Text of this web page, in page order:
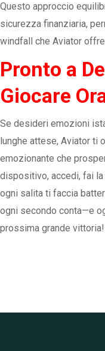
Questo approccio
sicurezza finanziaria,
windfall che Aviator
Pronto a
Giocare
Se desideri emozioni
lunghe attese, Aviator ti
emozionante che
dispositivo, accedi, fai
ogni salita ti faccia
ogni secondo conta—e
prossima grande vittoria!